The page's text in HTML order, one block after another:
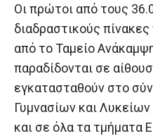
Οι πρώτοι από τους
διαδραστικούς
από το Ταμείο
παραδίδονται σε
εγκατασταθούν στο
Γυμνασίων και
και σε όλα τα τμήματα